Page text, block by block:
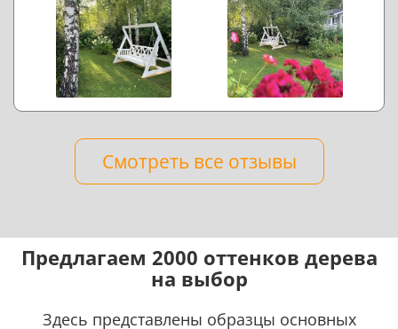
Смотреть все отзывы
Предлагаем 2000 оттенков дерева
на выбор
Здесь представлены образцы основных